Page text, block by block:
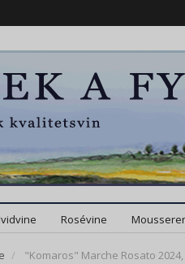
Rosévine
"Komaros" Marche Rosato 2024,